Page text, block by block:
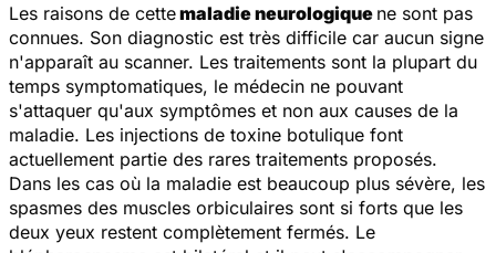
Les raisons de cettemaladie neurologique ne sont pas
connues. Son diagnostic est très difficile car aucun signe
n'apparaît au scanner. Les traitements sont la plupart du
temps symptomatiques, le médecin ne pouvant
s'attaquer qu'aux symptômes et non aux causes de la
maladie. Les injections de toxine botulique font
actuellement partie des rares traitements proposés.
Dans les cas où la maladie est beaucoup plus sévère, les
spasmes des muscles orbiculaires sont si forts que les
deux yeux restent complètement fermés. Le